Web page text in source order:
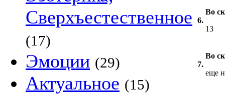
Сверхъестественное
(17)
Эмоции (29)
Актуальное (15)
6.
Во
13
7.
Во
еще